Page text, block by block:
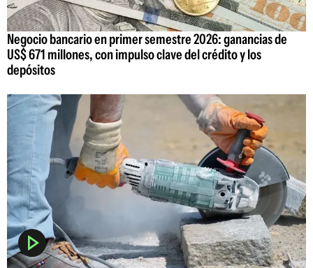
Negocio bancario en primer semestre 2026: ganancias de
US$ 671 millones, con impulso clave del crédito y los
depósitos